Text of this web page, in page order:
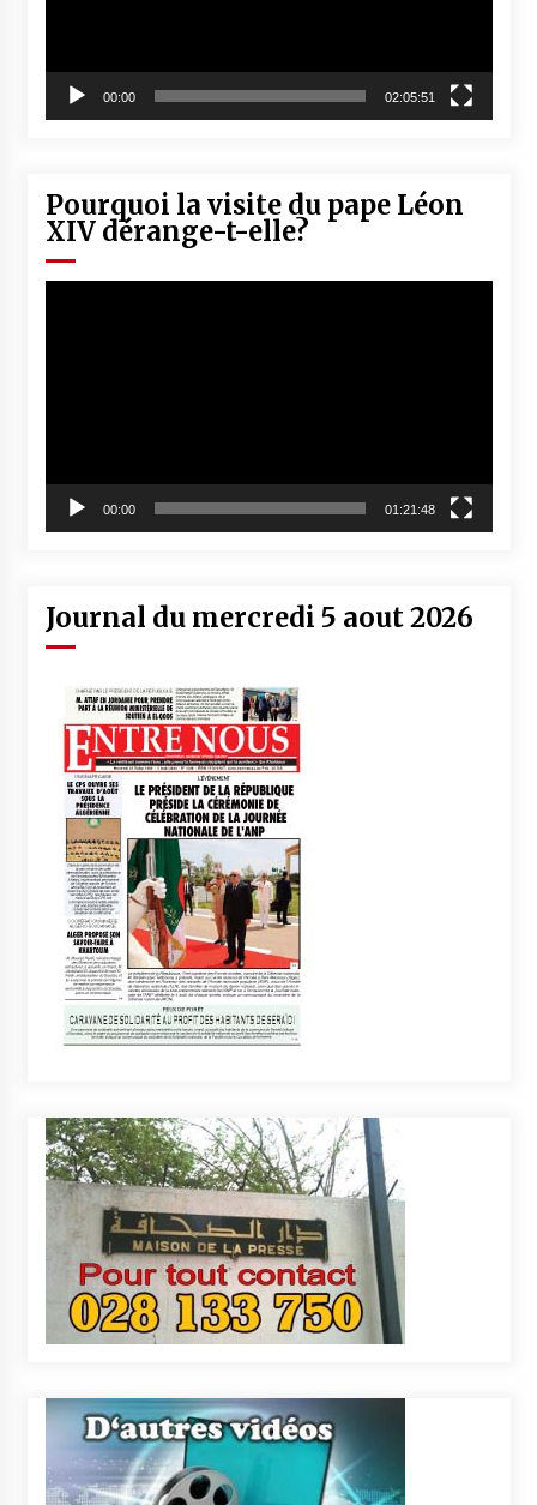
00:00 02:05:51
Pourquoi la visite du pape Léon
XIV dérange-t-elle?
00:00 01:21:48
Journal du mercredi 5 aout 2026